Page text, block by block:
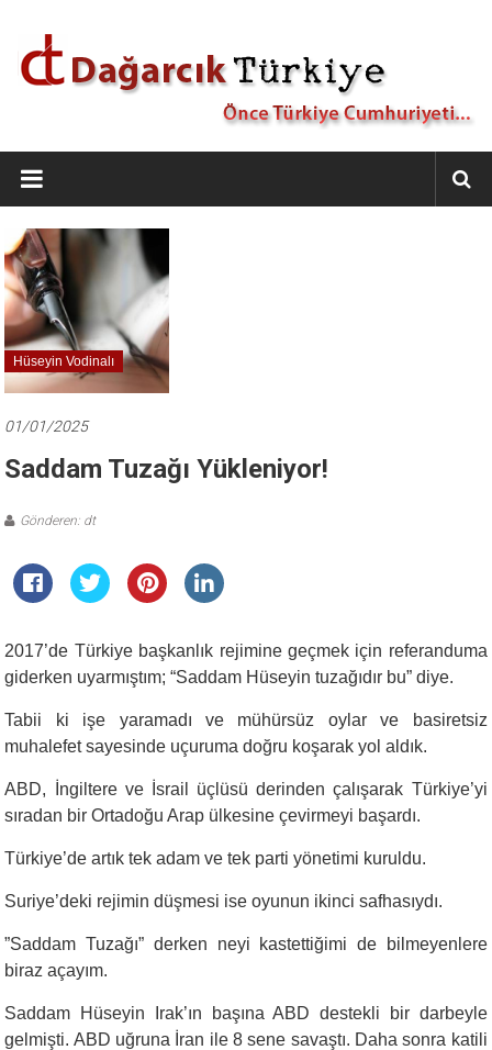
Dağarcık
Türkiye
Önce
Türkiye
Cumhuriyeti…
Hüseyin Vodinalı
01/01/2025
Saddam Tuzağı Yükleniyor!
Gönderen: dt
2017’de Türkiye başkanlık rejimine geçmek için referanduma
giderken uyarmıştım; “Saddam Hüseyin tuzağıdır bu” diye.
Tabii ki işe yaramadı ve mühürsüz oylar ve basiretsiz
muhalefet sayesinde uçuruma doğru koşarak yol aldık.
ABD, İngiltere ve İsrail üçlüsü derinden çalışarak Türkiye’yi
sıradan bir Ortadoğu Arap ülkesine çevirmeyi başardı.
Türkiye’de artık tek adam ve tek parti yönetimi kuruldu.
Suriye’deki rejimin düşmesi ise oyunun ikinci safhasıydı.
”Saddam Tuzağı” derken neyi kastettiğimi de bilmeyenlere
biraz açayım.
Saddam Hüseyin Irak’ın başına ABD destekli bir darbeyle
gelmişti. ABD uğruna İran ile 8 sene savaştı. Daha sonra katili